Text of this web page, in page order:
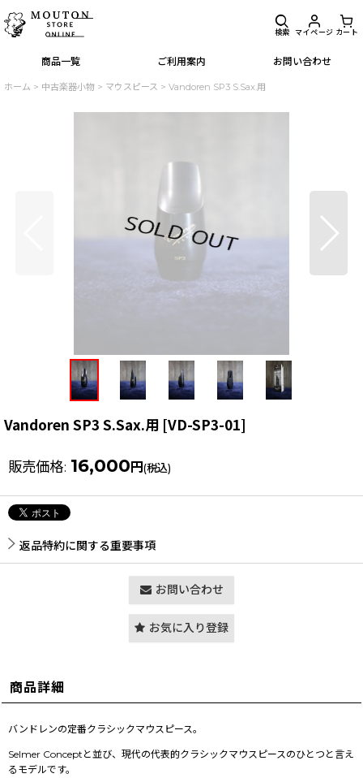
商品一覧 ご利用案内 お問い合わせ
検索 マイページ カート
ホーム > 中古楽器小物 > マウスピース > Vandoren SP3 S.Sax.用
Vandoren SP3 S.Sax.用 [VD-SP3-01]
販売価格: 16,000 円(税込)
返品特約に関する重要事項
お問い合わせ
お気に入り登録
商品詳細
バンドレンの定番クラシックマウスピース。
Selmer Conceptと並び、現代の代表的クラシックマウスピースのひとつと言え
るモデルです。